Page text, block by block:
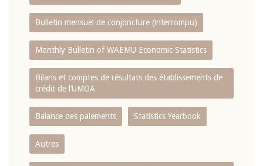
Bulletin mensuel de conjoncture (interrompu)
Monthly Bulletin of WAEMU Economic Statistics
Bilans et comptes de résultats des établissements de
crédit de l‘UMOA
Balance des paiements Statistics Yearbook
Autres